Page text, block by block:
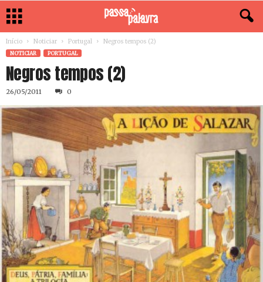
Início Noticiar Portugal Negros tempos (2)
NOTICIAR PORTUGAL
Negros tempos (2)
26/05/2011 0